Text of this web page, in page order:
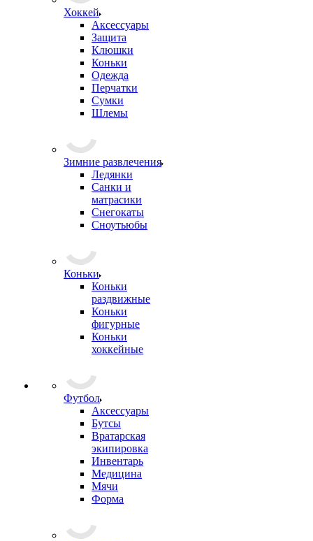
Хоккей
Аксессуары
Защита
Клюшки
Коньки
Одежда
Перчатки
Сумки
Шлемы
Зимние развлечения
Ледянки
Санки и
матрасики
Снегокаты
Сноутьюбы
Коньки
Коньки
раздвижные
Коньки
фигурные
Коньки
хоккейные
Футбол
Аксессуары
Бутсы
Вратарская
экипировка
Инвентарь
Медицина
Мячи
Форма